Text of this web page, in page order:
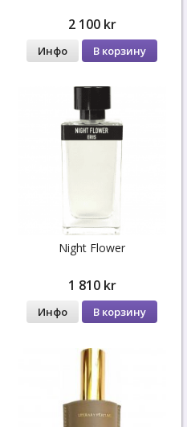
2 100 kr
Инфо В корзину
Night Flower
1 810 kr
Инфо В корзину